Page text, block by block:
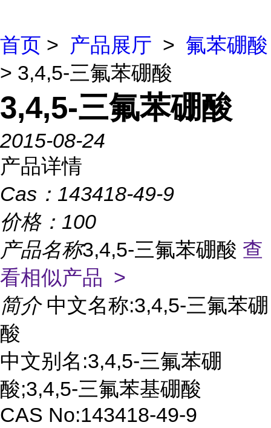
首页 > 产品展厅 > 氟苯硼酸
> 3,4,5-三氟苯硼酸
3,4,5-三氟苯硼酸
2015-08-24
产品详情
Cas： 143418-49-9
价格： 100
产品名称3,4,5-三氟苯硼酸 查
看相似产品 >
简介 中文名称:3,4,5-三氟苯硼
酸
中文别名:3,4,5-三氟苯硼
酸;3,4,5-三氟苯基硼酸
CAS No:143418-49-9